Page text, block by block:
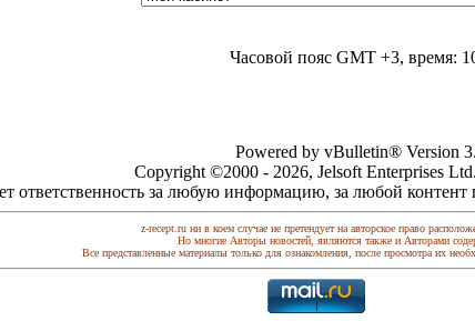
Часовой пояс GMT +3, время:
Powered by vBulletin® Version
Copyright ©2000 - 2026, Jelsoft Enterprises
ответственность за любую информацию, за любой
z-recept.ru ни в коем случае не претендует на авторское право
Но многие Авторы новостей, являются также и Авторами
Все представленные материалы только для ознакомления, после просмотра их